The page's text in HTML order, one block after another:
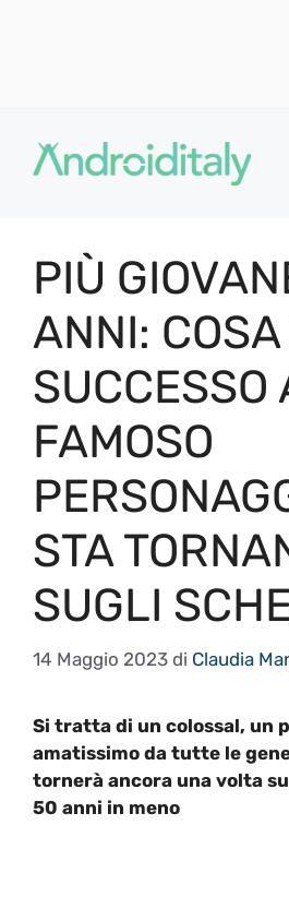
contenuto
PIÙ
ANNI: COSA
SUCCESSO
FAMOSO
STA
SUGLI
14 Maggio 2023 di Claudia
Si tratta di un colossal, un
amatissimo da tutte le
tornerà ancora una volta
50 anni in meno